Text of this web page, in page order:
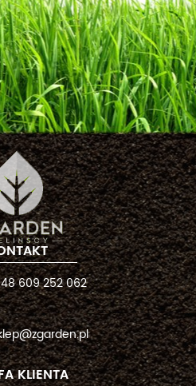
609 252 062
KLIENTA